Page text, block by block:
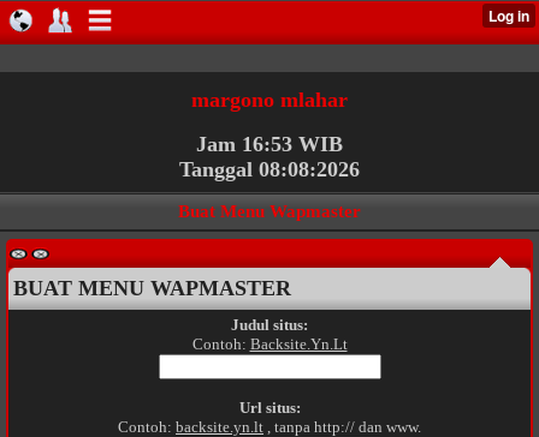
margono mlahar
Jam 16:53 WIB
Tanggal 08:08:2026
Buat Menu Wapmaster
BUAT MENU WAPMASTER
Judul situs:
Contoh: Backsite.Yn.Lt
Url situs:
Contoh: backsite.yn.lt , tanpa http:// dan www.